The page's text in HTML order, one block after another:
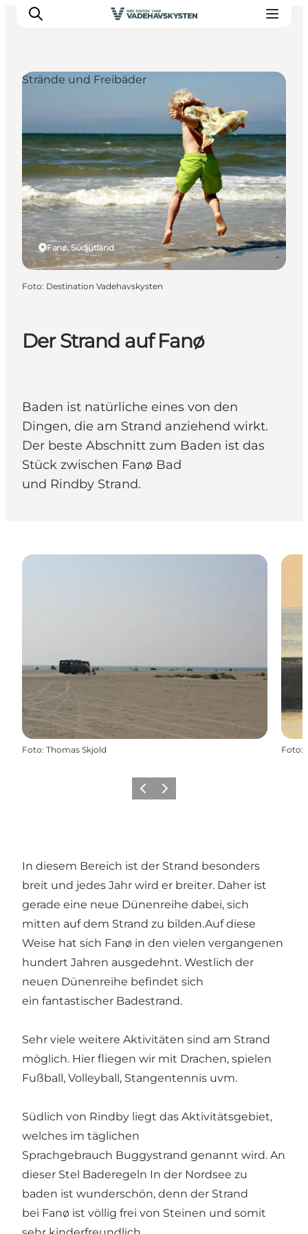
Esbjerg
Fanø
Mandø
Wattenmeer
Essen und Schlafen
Veranstaltungen
Der Strand auf Fanø
Baden ist natürliche eines von den
Dingen, die am Strand anziehend wirkt.
Der beste Abschnitt zum Baden ist das
Stück zwischen Fanø Bad
und Rindby Strand.
Fanø, Südjütland
Strände und Freibäder
Foto: Destination Vadehavskysten
Foto: Thomas Skjold Foto:
ZurückWeiter
In diesem Bereich ist der Strand besonders
breit und jedes Jahr wird er breiter. Daher ist
gerade eine neue Dünenreihe dabei, sich
mitten auf dem Strand zu bilden.Auf diese
Weise hat sich Fanø in den vielen vergangenen
hundert Jahren ausgedehnt. Westlich der
neuen Dünenreihe befindet sich
ein fantastischer Badestrand.
Sehr viele weitere Aktivitäten sind am Strand
möglich. Hier fliegen wir mit Drachen, spielen
Fußball, Volleyball, Stangentennis uvm.
Südlich von Rindby liegt das Aktivitätsgebiet,
welches im täglichen
Sprachgebrauch Buggystrand genannt wird. An
dieser Stel Baderegeln In der Nordsee zu
baden ist wunderschön, denn der Strand
bei Fanø ist völlig frei von Steinen und somit